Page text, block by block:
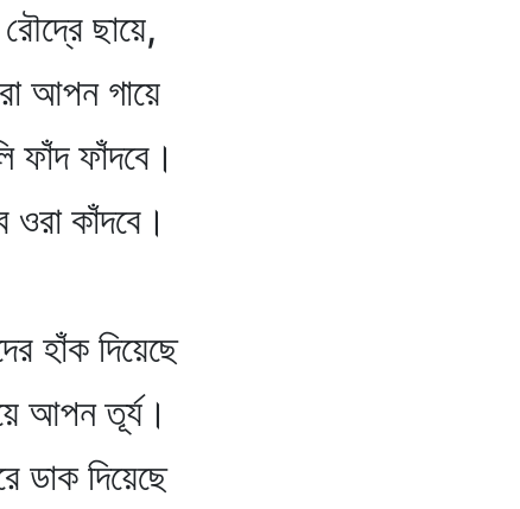
ছায়ে,
আপন গায়ে
ফাঁদবে।
কাঁদবে।
হাঁক দিয়েছে
আপন তূর্য।
ডাক দিয়েছে